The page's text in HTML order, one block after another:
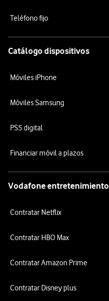
Teléfono fijo
Catálogo dispositivos
Móviles iPhone
Móviles Samsung
PS5 digital
Financiar móvil a plazos
Vodafone entretenimiento
Contratar Netflix
Contratar HBO Max
Contratar Amazon Prime
Contratar Disney plus